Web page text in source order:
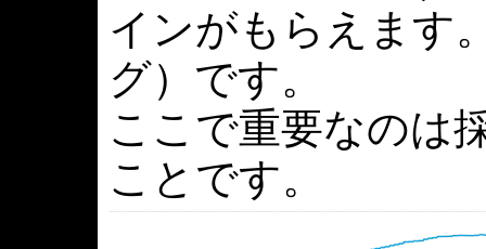
インがもらえます
グ）です。
ここで重要なのは
ことです。